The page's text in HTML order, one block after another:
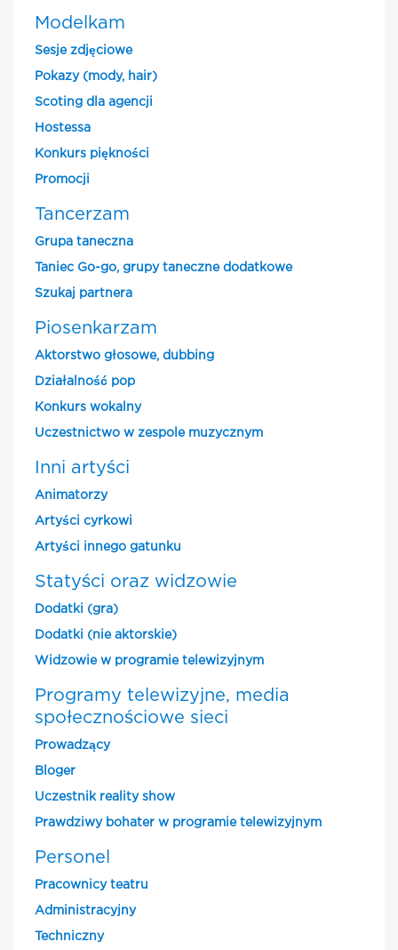
Modelkam
Sesje zdjęciowe
Pokazy (mody, hair)
Scoting dla agencji
Hostessa
Konkurs piękności
Promocji
Tancerzam
Grupa taneczna
Taniec Go-go, grupy taneczne dodatkowe
Szukaj partnera
Piosenkarzam
Aktorstwo głosowe, dubbing
Działalność pop
Konkurs wokalny
Uczestnictwo w zespole muzycznym
Inni artyści
Animatorzy
Artyści cyrkowi
Artyści innego gatunku
Statyści oraz widzowie
Dodatki (gra)
Dodatki (nie aktorskie)
Widzowie w programie telewizyjnym
Programy telewizyjne, media
społecznościowe sieci
Prowadzący
Bloger
Uczestnik reality show
Prawdziwy bohater w programie telewizyjnym
Personel
Pracownicy teatru
Administracyjny
Techniczny